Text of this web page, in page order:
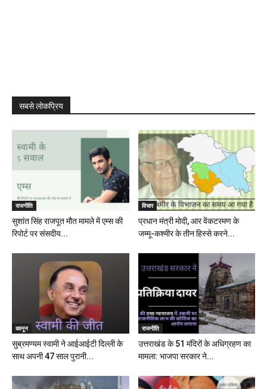
सबसे लोकप्रिय
राजनीति
सुशांत सिंह राजपूत मौत मामले में एम्स की
रिपोर्ट पर संसदीय...
विचार
प्रधान मंत्री मोदी, आर वेंकटरमण के
जम्मू-कश्मीर के तीन हिस्से करने...
कानून
सुब्रमण्यम स्वामी ने आईआईटी दिल्ली के
साथ अपनी 47 साल पुरानी...
राजनीति
उत्तराखंड के 51 मंदिरों के अधिग्रहण का
मामला: भाजपा सरकार ने...